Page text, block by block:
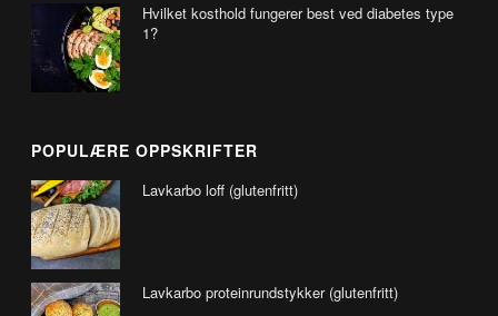
Hvilket kosthold fungerer best ved diabetes type
1?
POPULÆRE OPPSKRIFTER
Lavkarbo loff (glutenfritt)
Lavkarbo proteinrundstykker (glutenfritt)